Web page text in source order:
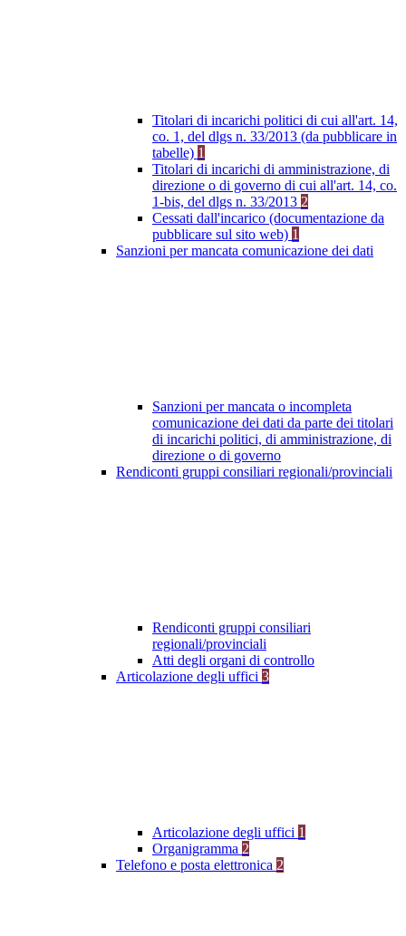
Titolari di incarichi politici di cui all'art. 14,
co. 1, del dlgs n. 33/2013 (da pubblicare in
tabelle) 1
Titolari di incarichi di amministrazione, di
direzione o di governo di cui all'art. 14, co.
1-bis, del dlgs n. 33/2013 2
Cessati dall'incarico (documentazione da
pubblicare sul sito web) 1
Sanzioni per mancata comunicazione dei dati
Sanzioni per mancata o incompleta
comunicazione dei dati da parte dei titolari
di incarichi politici, di amministrazione, di
direzione o di governo
Rendiconti gruppi consiliari regionali/provinciali
Rendiconti gruppi consiliari
regionali/provinciali
Atti degli organi di controllo
Articolazione degli uffici 3
Articolazione degli uffici 1
Organigramma 2
Telefono e posta elettronica 2